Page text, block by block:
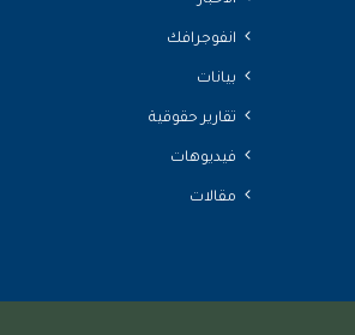
انفوجرافك
بيانات
تقارير حقوقية
فيديوهات
مقالات